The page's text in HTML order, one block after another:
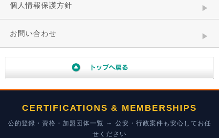
個人情報保護方針
お問い合わせ
CERTIFICATIONS & MEMBERSHIPS
公的登録・資格・加盟団体一覧 ～ 公安・行政案件も安心してお任
せください